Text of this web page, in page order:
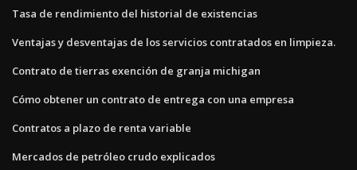
Tasa de rendimiento del historial de existencias
Ventajas y desventajas de los servicios contratados en limpieza.
Contrato de tierras exención de granja michigan
Cómo obtener un contrato de entrega con una empresa
Contratos a plazo de renta variable
Mercados de petróleo crudo explicados